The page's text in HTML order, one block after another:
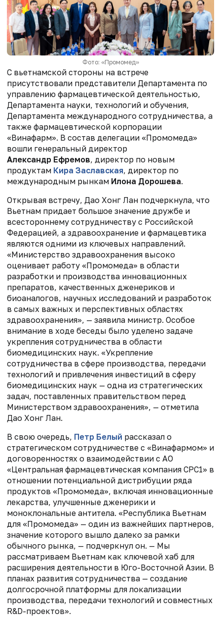
Фото: «Промомед»
С вьетнамской стороны на встрече
присутствовали представители Департамента по
управлению фармацевтической деятельностью,
Департамента науки, технологий и обучения,
Департамента международного сотрудничества, а
также фармацевтической корпорации
«Винафарм». В состав делегации «Промомеда»
вошли генеральный директор
Александр Ефремов, директор по новым
продуктам Кира Заславская, директор по
международным рынкам Илона Дорошева.
Открывая встречу, Дао Хонг Лан подчеркнула, что
Вьетнам придает большое значение дружбе и
всестороннему сотрудничеству с Российской
Федерацией, а здравоохранение и фармацевтика
являются одними из ключевых направлений.
«Министерство здравоохранения высоко
оценивает работу «Промомеда» в области
разработки и производства инновационных
препаратов, качественных дженериков и
биоаналогов, научных исследований и разработок
в самых важных и перспективных областях
здравоохранения», — заявила министр. Особое
внимание в ходе беседы было уделено задаче
укрепления сотрудничества в области
биомедицинских наук. «Укрепление
сотрудничества в сфере производства, передачи
технологий и привлечения инвестиций в сферу
биомедицинских наук — одна из стратегических
задач, поставленных правительством перед
Министерством здравоохранения», — отметила
Дао Хонг Лан.
В свою очередь, Петр Белый рассказал о
стратегическом сотрудничестве с «Винафармом» и
договоренностях о взаимодействии с АО
«Центральная фармацевтическая компания CPC1» в
отношении потенциальной дистрибуции ряда
продуктов «Промомеда», включая инновационные
лекарства, улучшенные дженерики и
моноклональные антитела. «Республика Вьетнам
для «Промомеда» — один из важнейших партнеров,
значение которого вышло далеко за рамки
обычного рынка, — подчеркнул он. — Мы
рассматриваем Вьетнам как ключевой хаб для
расширения деятельности в Юго-Восточной Азии. В
планах развития сотрудничества — создание
долгосрочной платформы для локализации
производства, передачи технологий и совместных
R&D-проектов».